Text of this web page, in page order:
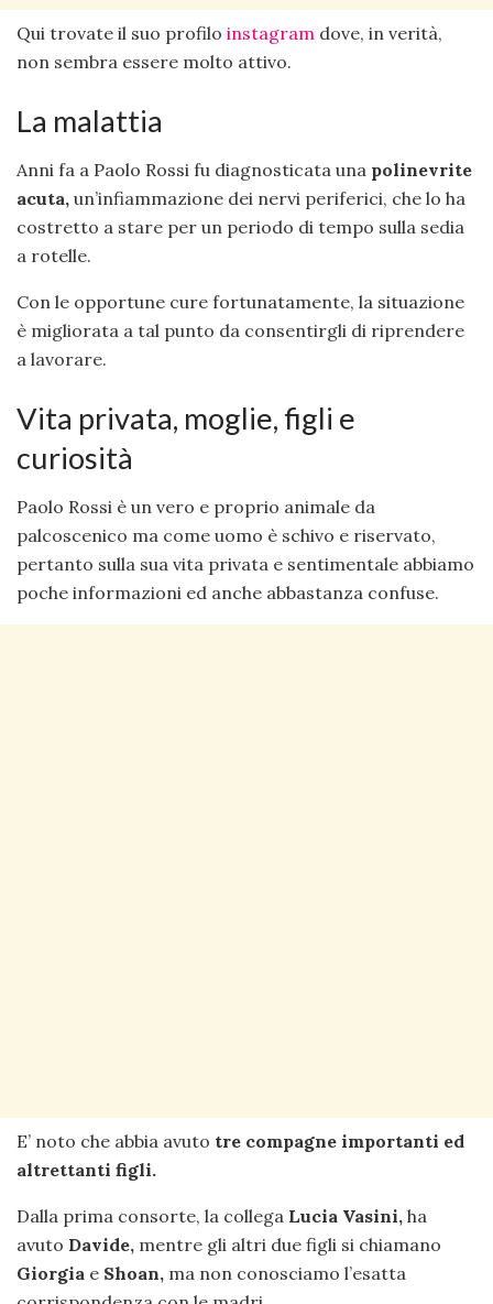
Qui trovate il suo profilo instagram dove, in verità,
non sembra essere molto attivo.
La malattia
Anni fa a Paolo Rossi fu diagnosticata una polinevrite
acuta, un’infiammazione dei nervi periferici, che lo ha
costretto a stare per un periodo di tempo sulla sedia
a rotelle.
Con le opportune cure fortunatamente, la situazione
è migliorata a tal punto da consentirgli di riprendere
a lavorare.
Vita privata, moglie, figli e
curiosità
Paolo Rossi è un vero e proprio animale da
palcoscenico ma come uomo è schivo e riservato,
pertanto sulla sua vita privata e sentimentale abbiamo
poche informazioni ed anche abbastanza confuse.
E’ noto che abbia avuto tre compagne importanti ed
altrettanti figli.
Dalla prima consorte, la collega Lucia Vasini, ha
avuto Davide, mentre gli altri due figli si chiamano
Giorgia e Shoan, ma non conosciamo l’esatta